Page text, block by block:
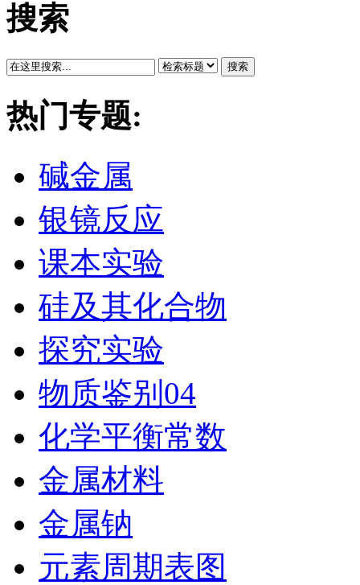
搜索
搜索
热门专题:
碱金属
银镜反应
课本实验
硅及其化合物
探究实验
物质鉴别04
化学平衡常数
金属材料
金属钠
元素周期表图